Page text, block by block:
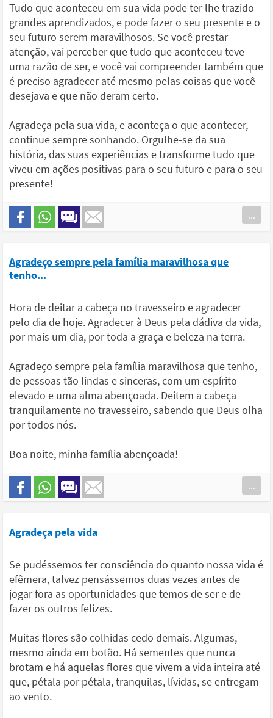
Tudo que aconteceu em sua vida pode ter lhe trazido
grandes aprendizados, e pode fazer o seu presente e o
seu futuro serem maravilhosos. Se você prestar
atenção, vai perceber que tudo que aconteceu teve
uma razão de ser, e você vai compreender também que
é preciso agradecer até mesmo pelas coisas que você
desejava e que não deram certo.
Agradeça pela sua vida, e aconteça o que acontecer,
continue sempre sonhando. Orgulhe-se da sua
história, das suas experiências e transforme tudo que
viveu em ações positivas para o seu futuro e para o seu
presente!
...
Agradeço sempre pela família maravilhosa que
tenho...
Hora de deitar a cabeça no travesseiro e agradecer
pelo dia de hoje. Agradecer à Deus pela dádiva da vida,
por mais um dia, por toda a graça e beleza na terra.
Agradeço sempre pela família maravilhosa que tenho,
de pessoas tão lindas e sinceras, com um espírito
elevado e uma alma abençoada. Deitem a cabeça
tranquilamente no travesseiro, sabendo que Deus olha
por todos nós.
Boa noite, minha família abençoada!
...
Agradeça pela vida
Se pudéssemos ter consciência do quanto nossa vida é
efêmera, talvez pensássemos duas vezes antes de
jogar fora as oportunidades que temos de ser e de
fazer os outros felizes.
Muitas flores são colhidas cedo demais. Algumas,
mesmo ainda em botão. Há sementes que nunca
brotam e há aquelas flores que vivem a vida inteira até
que, pétala por pétala, tranquilas, lívidas, se entregam
ao vento.